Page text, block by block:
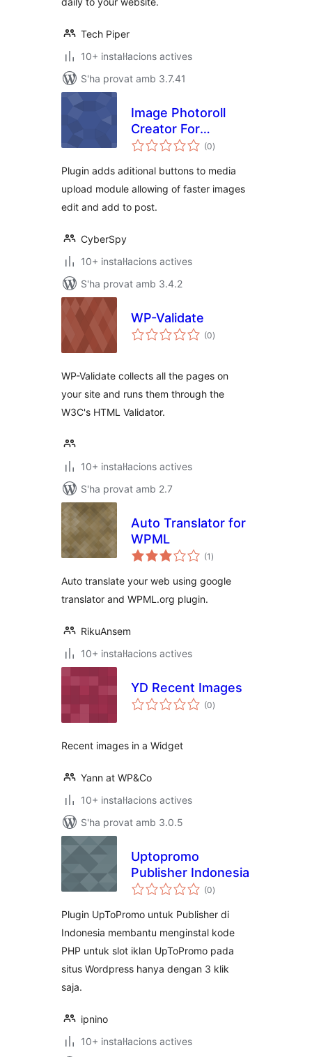
Tech Piper
10+ instal·lacions actives
S'ha provat amb 3.7.41
Image Photoroll
Creator For
Photographers
(0puntuacions
totals
)
Plugin adds aditional buttons to media
upload module allowing of faster images
edit and add to post.
CyberSpy
10+ instal·lacions actives
S'ha provat amb 3.4.2
WP-Validate
(0puntuacions
totals
)
WP-Validate collects all the pages on
your site and runs them through the
W3C's HTML Validator.
10+ instal·lacions actives
S'ha provat amb 2.7
Auto Translator for
WPML
(1 puntuacions
totals
)
Auto translate your web using google
translator and WPML.org plugin.
RikuAnsem
10+ instal·lacions actives
YD Recent Images
(0puntuacions
totals
)
Recent images in a Widget
Yann at WP&Co
10+ instal·lacions actives
S'ha provat amb 3.0.5
Uptopromo
Publisher Indonesia
(0puntuacions
totals
)
Plugin UpToPromo untuk Publisher di
Indonesia membantu menginstal kode
PHP untuk slot iklan UpToPromo pada
situs Wordpress hanya dengan 3 klik
saja.
ipnino
10+ instal·lacions actives